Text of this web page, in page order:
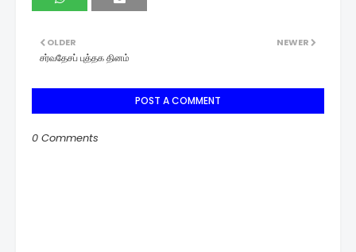
NEWER
OLDER
சர்வதேசப் புத்தக தினம்
POST A COMMENT
0 Comments